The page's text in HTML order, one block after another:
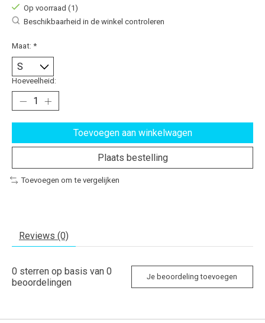
Op voorraad (1)
Beschikbaarheid in de winkel controleren
Maat: *
Hoeveelheid:
Toevoegen aan winkelwagen
Plaats bestelling
Toevoegen om te vergelijken
Reviews (0)
0 sterren op basis van 0
beoordelingen
Je beoordeling toevoegen